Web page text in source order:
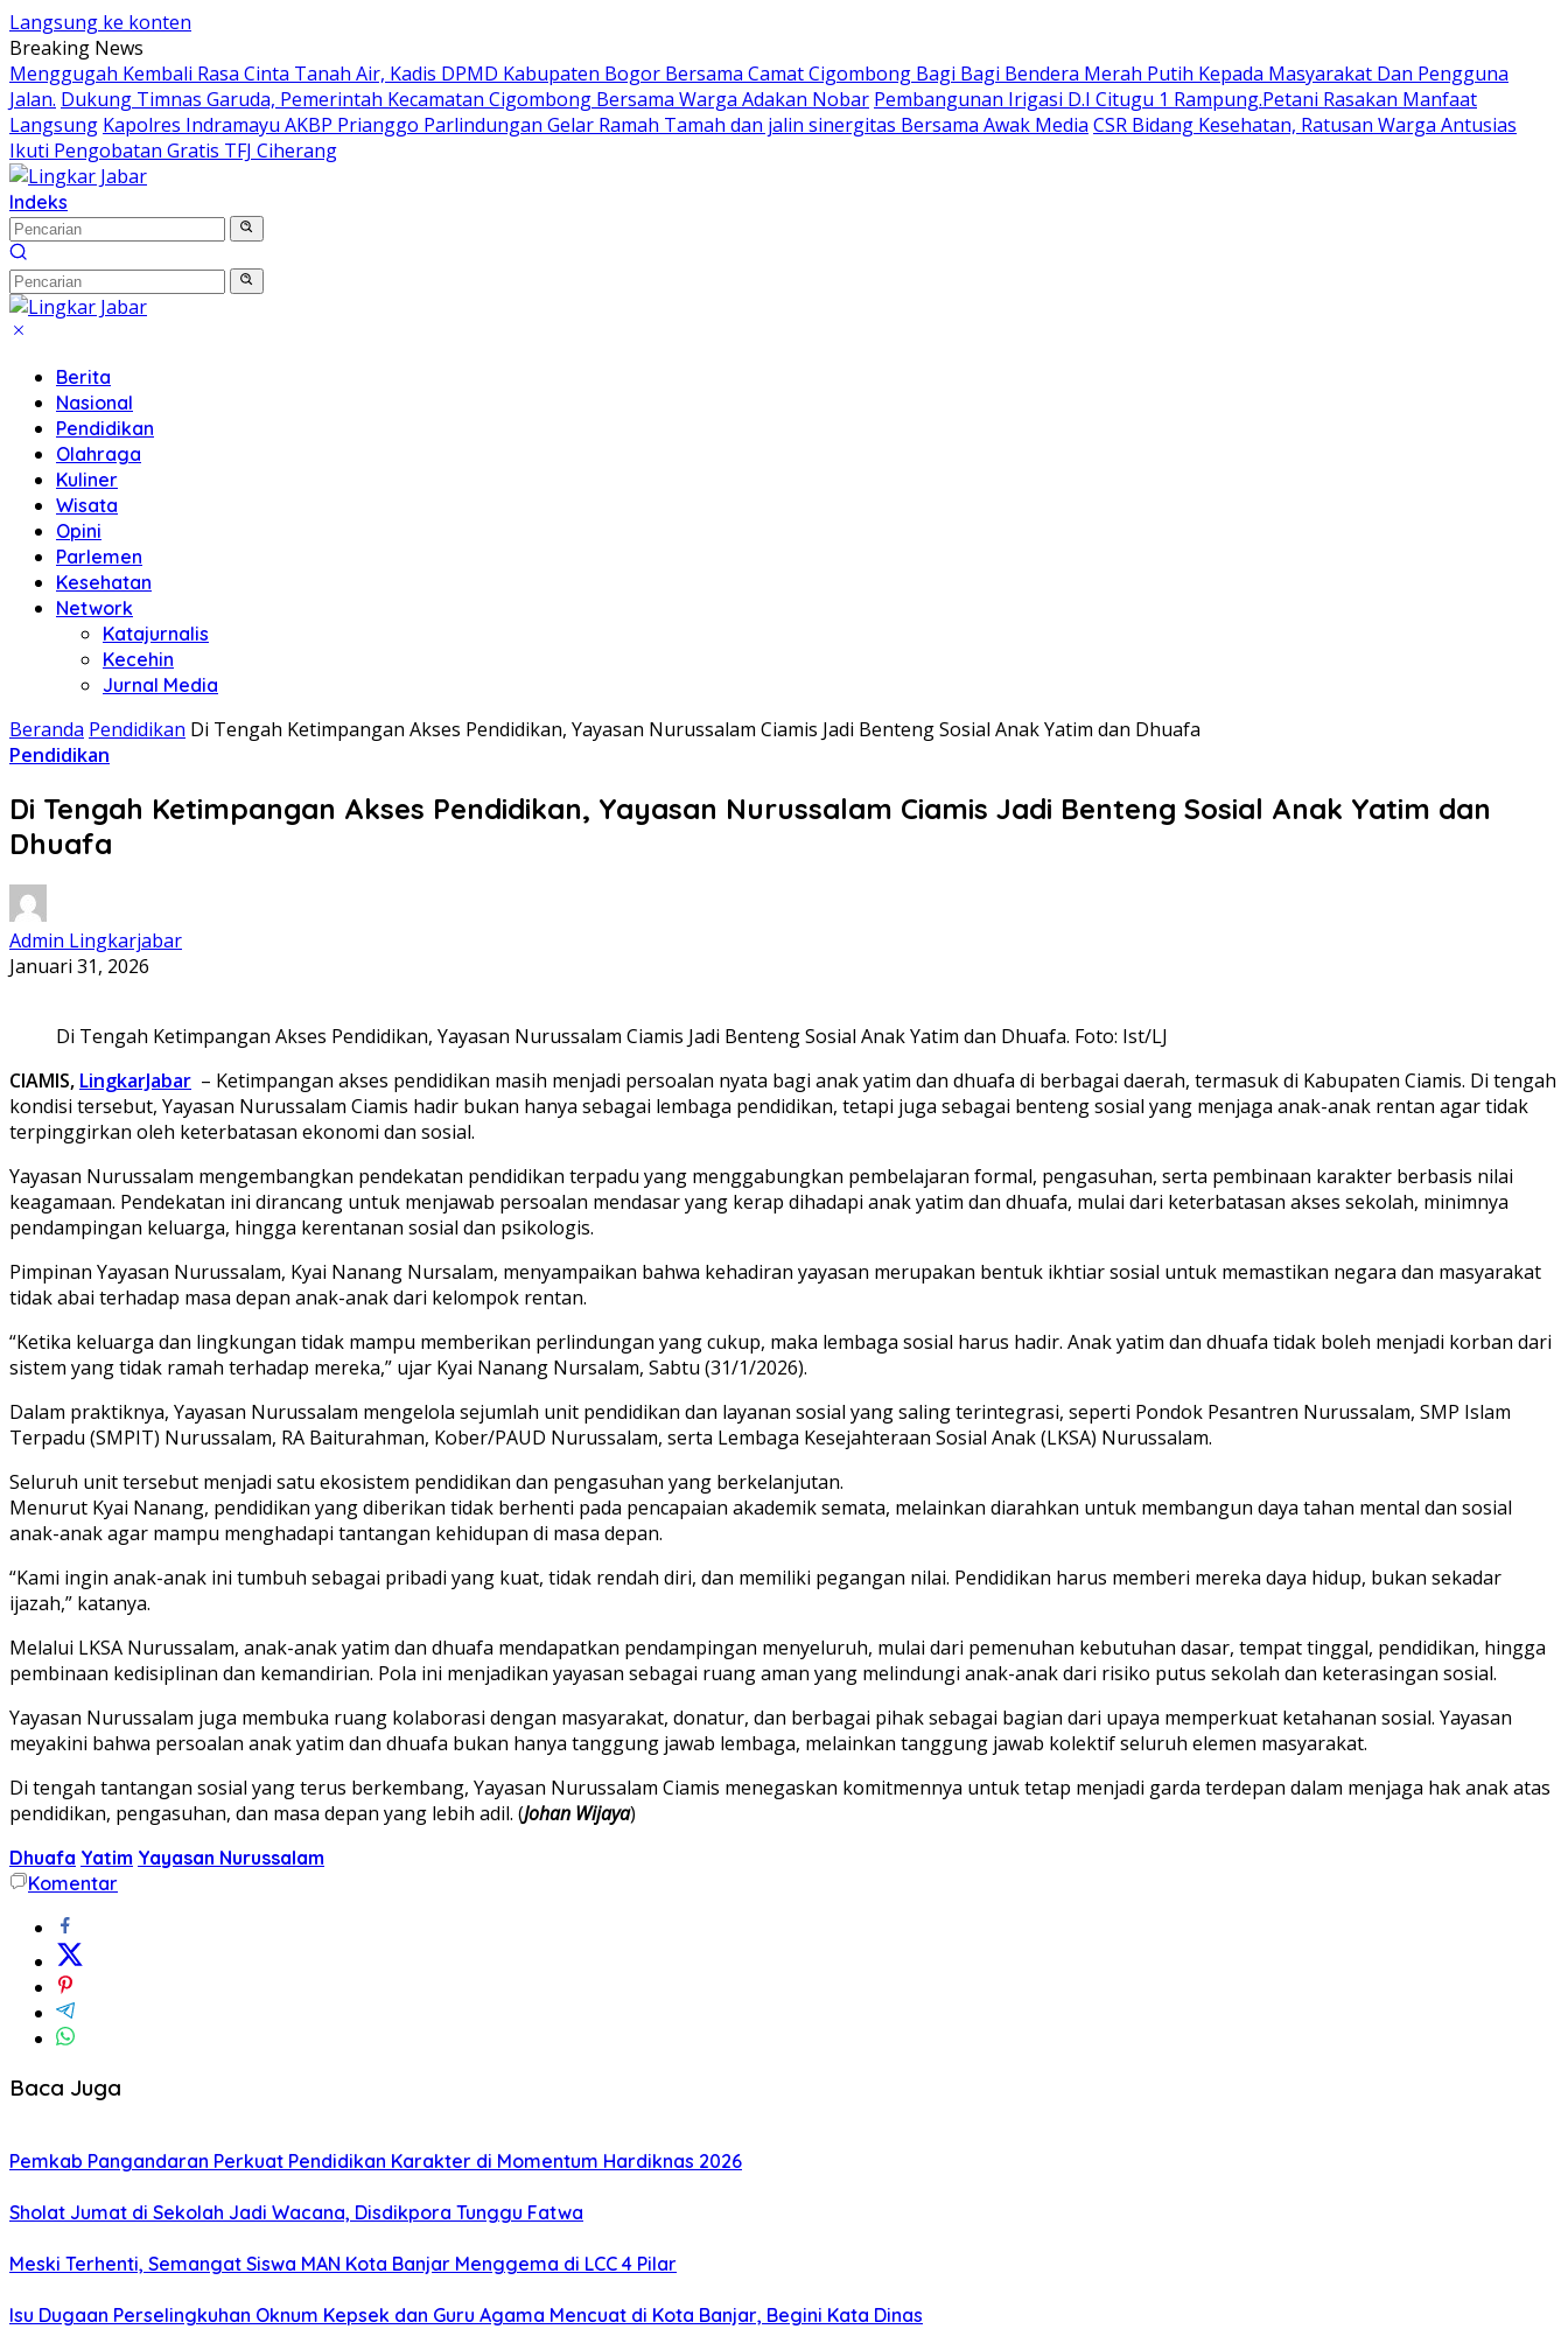
Langsung ke konten
Breaking News
Menggugah Kembali Rasa Cinta Tanah Air, Kadis DPMD Kabupaten Bogor Bersama Camat Cigombong Bagi Bagi Bendera Merah Putih Kepada Masyarakat Dan Pengguna
Jalan. Dukung Timnas Garuda, Pemerintah Kecamatan Cigombong Bersama Warga Adakan Nobar Pembangunan Irigasi D.I Citugu 1 Rampung.Petani Rasakan Manfaat
Langsung Kapolres Indramayu AKBP Prianggo Parlindungan Gelar Ramah Tamah dan jalin sinergitas Bersama Awak Media CSR Bidang Kesehatan, Ratusan Warga Antusias
Ikuti Pengobatan Gratis TFJ Ciherang
Indeks
Berita
Nasional
Pendidikan
Olahraga
Kuliner
Wisata
Opini
Parlemen
Kesehatan
Network
Katajurnalis
Kecehin
Jurnal Media
Beranda Pendidikan Di Tengah Ketimpangan Akses Pendidikan, Yayasan Nurussalam Ciamis Jadi Benteng Sosial Anak Yatim dan Dhuafa
Pendidikan
Di Tengah Ketimpangan Akses Pendidikan, Yayasan Nurussalam Ciamis Jadi Benteng Sosial Anak Yatim dan
Dhuafa
Admin Lingkarjabar
Januari 31, 2026
Di Tengah Ketimpangan Akses Pendidikan, Yayasan Nurussalam Ciamis Jadi Benteng Sosial Anak Yatim dan Dhuafa. Foto: Ist/LJ
CIAMIS, LingkarJabar – Ketimpangan akses pendidikan masih menjadi persoalan nyata bagi anak yatim dan dhuafa di berbagai daerah, termasuk di Kabupaten Ciamis. Di tengah
kondisi tersebut, Yayasan Nurussalam Ciamis hadir bukan hanya sebagai lembaga pendidikan, tetapi juga sebagai benteng sosial yang menjaga anak-anak rentan agar tidak
terpinggirkan oleh keterbatasan ekonomi dan sosial.
Yayasan Nurussalam mengembangkan pendekatan pendidikan terpadu yang menggabungkan pembelajaran formal, pengasuhan, serta pembinaan karakter berbasis nilai
keagamaan. Pendekatan ini dirancang untuk menjawab persoalan mendasar yang kerap dihadapi anak yatim dan dhuafa, mulai dari keterbatasan akses sekolah, minimnya
pendampingan keluarga, hingga kerentanan sosial dan psikologis.
Pimpinan Yayasan Nurussalam, Kyai Nanang Nursalam, menyampaikan bahwa kehadiran yayasan merupakan bentuk ikhtiar sosial untuk memastikan negara dan masyarakat
tidak abai terhadap masa depan anak-anak dari kelompok rentan.
“Ketika keluarga dan lingkungan tidak mampu memberikan perlindungan yang cukup, maka lembaga sosial harus hadir. Anak yatim dan dhuafa tidak boleh menjadi korban dari
sistem yang tidak ramah terhadap mereka,” ujar Kyai Nanang Nursalam, Sabtu (31/1/2026).
Dalam praktiknya, Yayasan Nurussalam mengelola sejumlah unit pendidikan dan layanan sosial yang saling terintegrasi, seperti Pondok Pesantren Nurussalam, SMP Islam
Terpadu (SMPIT) Nurussalam, RA Baiturahman, Kober/PAUD Nurussalam, serta Lembaga Kesejahteraan Sosial Anak (LKSA) Nurussalam.
Seluruh unit tersebut menjadi satu ekosistem pendidikan dan pengasuhan yang berkelanjutan.
Menurut Kyai Nanang, pendidikan yang diberikan tidak berhenti pada pencapaian akademik semata, melainkan diarahkan untuk membangun daya tahan mental dan sosial
anak-anak agar mampu menghadapi tantangan kehidupan di masa depan.
“Kami ingin anak-anak ini tumbuh sebagai pribadi yang kuat, tidak rendah diri, dan memiliki pegangan nilai. Pendidikan harus memberi mereka daya hidup, bukan sekadar
ijazah,” katanya.
Melalui LKSA Nurussalam, anak-anak yatim dan dhuafa mendapatkan pendampingan menyeluruh, mulai dari pemenuhan kebutuhan dasar, tempat tinggal, pendidikan, hingga
pembinaan kedisiplinan dan kemandirian. Pola ini menjadikan yayasan sebagai ruang aman yang melindungi anak-anak dari risiko putus sekolah dan keterasingan sosial.
Yayasan Nurussalam juga membuka ruang kolaborasi dengan masyarakat, donatur, dan berbagai pihak sebagai bagian dari upaya memperkuat ketahanan sosial. Yayasan
meyakini bahwa persoalan anak yatim dan dhuafa bukan hanya tanggung jawab lembaga, melainkan tanggung jawab kolektif seluruh elemen masyarakat.
Di tengah tantangan sosial yang terus berkembang, Yayasan Nurussalam Ciamis menegaskan komitmennya untuk tetap menjadi garda terdepan dalam menjaga hak anak atas
pendidikan, pengasuhan, dan masa depan yang lebih adil. (Johan Wijaya)
Dhuafa Yatim Yayasan Nurussalam
Komentar
Baca Juga
Pemkab Pangandaran Perkuat Pendidikan Karakter di Momentum Hardiknas 2026
Sholat Jumat di Sekolah Jadi Wacana, Disdikpora Tunggu Fatwa
Meski Terhenti, Semangat Siswa MAN Kota Banjar Menggema di LCC 4 Pilar
Isu Dugaan Perselingkuhan Oknum Kepsek dan Guru Agama Mencuat di Kota Banjar, Begini Kata Dinas